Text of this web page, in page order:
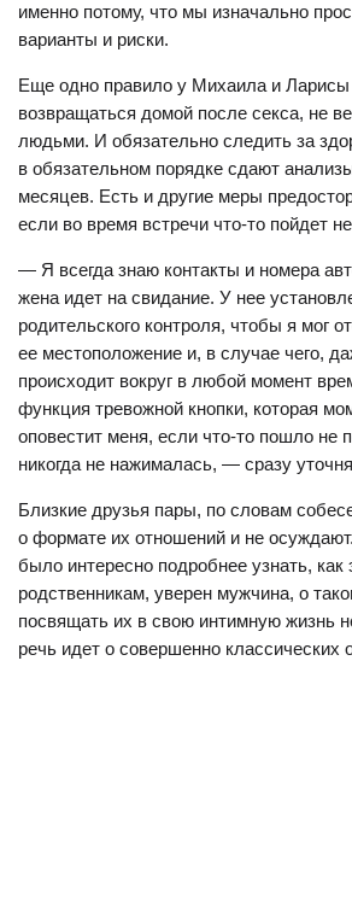
именно потому, что мы изначально
варианты и риски.
Еще одно правило у Михаила и
возвращаться домой после секса, не
людьми. И обязательно следить за
в обязательном порядке сдают
месяцев. Есть и другие меры
если во время встречи что-то пойдет
— Я всегда знаю контакты и номера
жена идет на свидание. У нее
родительского контроля, чтобы я мог
ее местоположение и, в случае чего,
происходит вокруг в любой момент
функция тревожной кнопки, которая
оповестит меня, если что-то пошло не
никогда не нажималась, — сразу
Близкие друзья пары, по словам
о формате их отношений и не
было интересно подробнее узнать, как
родственникам, уверен мужчина, о
посвящать их в свою интимную жизнь
речь идет о совершенно классических